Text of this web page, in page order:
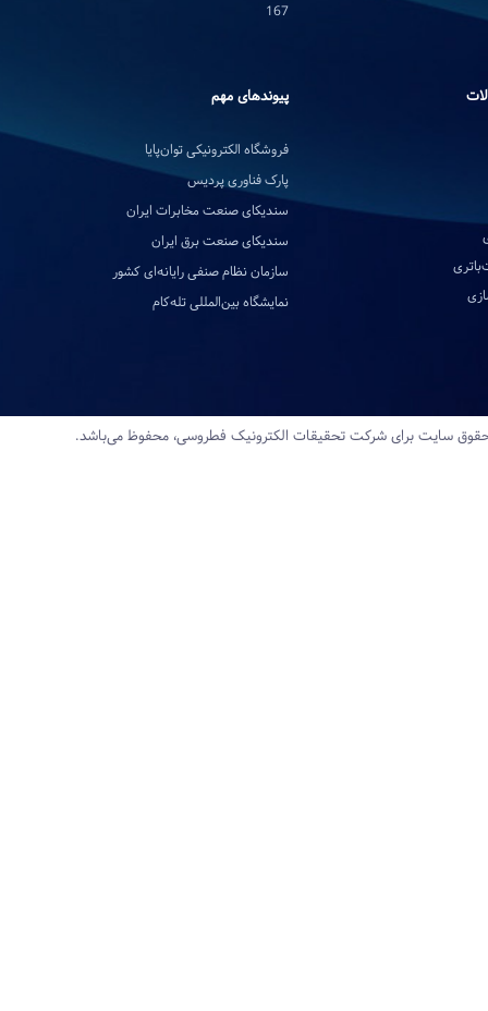
167
پیوندهای مهم
فروشگاه الکترونیکی توان‌پایا
پارک فناوری پردیس
سندیکای صنعت مخابرات ایران
سندیکای صنعت برق ایران
سازمان نظام صنفی رایانه‌ای کشور
نمایشگاه بین‌المللی تله‌کام
سایت برای شرکت تحقیقات‌ الکترونیک‌ فطروسی، محفوظ می‌باشد.